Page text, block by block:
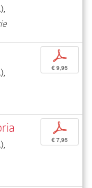
p
€ 9,95
p
€ 7,95